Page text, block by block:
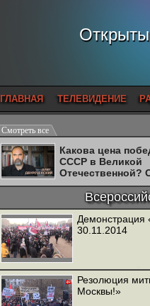
ГЛАВНАЯ ТЕЛЕВИДЕНИЕ
Смотреть все
Какова цена
СССР в Великой
Отечественной?
Двуреченский о
потерянной
Демонстрация
30.11.2014
Резолюция
Москвы!»